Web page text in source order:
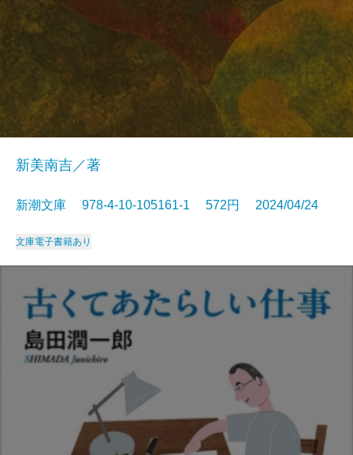
新美南吉／著
新潮文庫 978-4-10-105161-1 572円 2024/04/24
文庫電子書籍あり